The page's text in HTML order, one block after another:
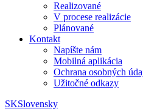
Realizované
V procese realizácie
Plánované
Kontakt
Napíšte nám
Mobilná aplikácia
Ochrana osobných
Užitočné odkazy
SKSlovensky